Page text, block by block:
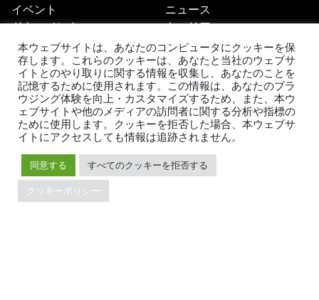
イベント
ドキュメント
Developer Guide
FAQ
サポート
ニュース
キャリア
お問い合わせ
パートナー
Trust Hub
セキュリティ
メンテナンスポリシー
ブランドガイドライン
本ウェブサイトは、あなたのコンピュータにクッキーを保
存します。これらのクッキーは、あなたと当社のウェブサ
イトとのやり取りに関する情報を収集し、あなたのことを
記憶するために使用されます。この情報は、あなたのブラ
ウジング体験を向上・カスタマイズするため、また、本ウ
ェブサイトや他のメディアの訪問者に関する分析や指標の
ために使用します。クッキーを拒否した場合、本ウェブサ
イトにアクセスしても情報は追跡されません。
同意する すべてのクッキーを拒否する
クッキーポリシー